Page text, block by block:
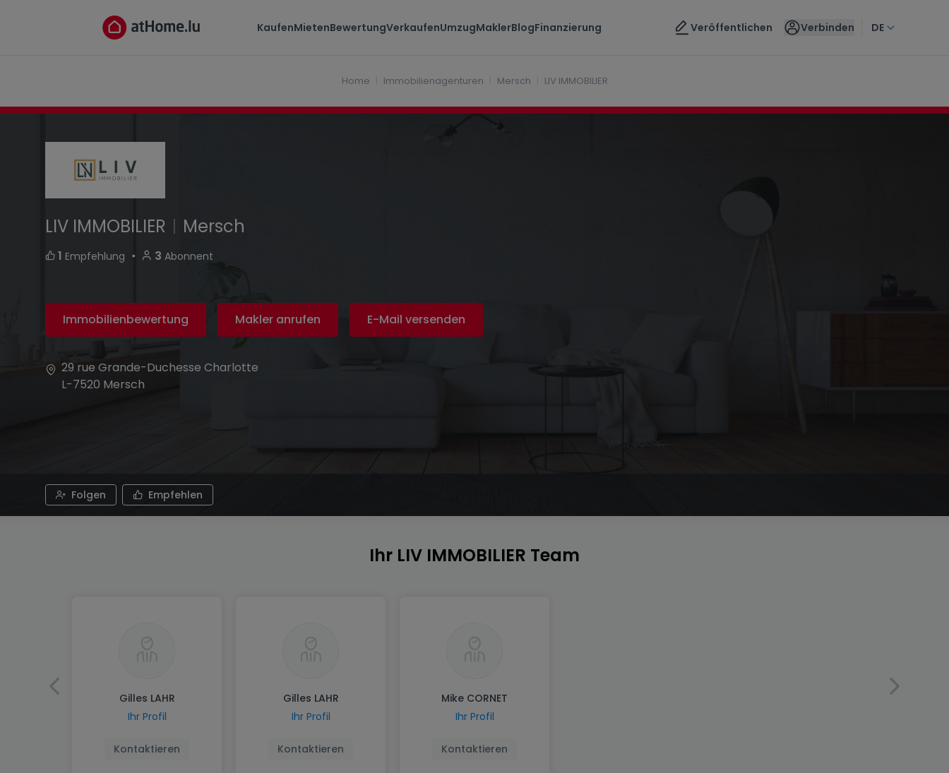
KaufenMietenBewertungVerkaufenUmzugMaklerBlogFinanzierung Veröffentlichen Verbinden DE
LIV IMMOBILIER
29 rue Grande-Duchesse Charlotte L-7520 Mersch Luxembourg Immobilienbewertung Kontaktieren Sie uns
Home Immobilienagenturen Mersch LIV IMMOBILIER
LIV IMMOBILIER | Mersch
1 Empfehlung ・ 3 Abonnent
Immobilienbewertung Makler anrufen E-Mail versenden
29 rue Grande-Duchesse Charlotte
L-7520 Mersch
Folgen Empfehlen
Ihr LIV IMMOBILIER Team
Gilles LAHR
Ihr Profil
Kontaktieren
Gilles LAHR
Ihr Profil
Kontaktieren
Mike CORNET
Ihr Profil
Kontaktieren